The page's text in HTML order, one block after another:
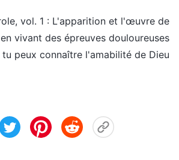
vol. 1 : L'apparition et l'œuvre de
vivant des épreuves douloureuses
tu peux connaître l'amabilité de Dieu